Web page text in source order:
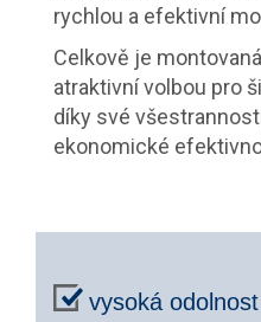
rychlou a efektivní
Celkově je
atraktivní volbou pro
díky své
ekonomické
vysoká